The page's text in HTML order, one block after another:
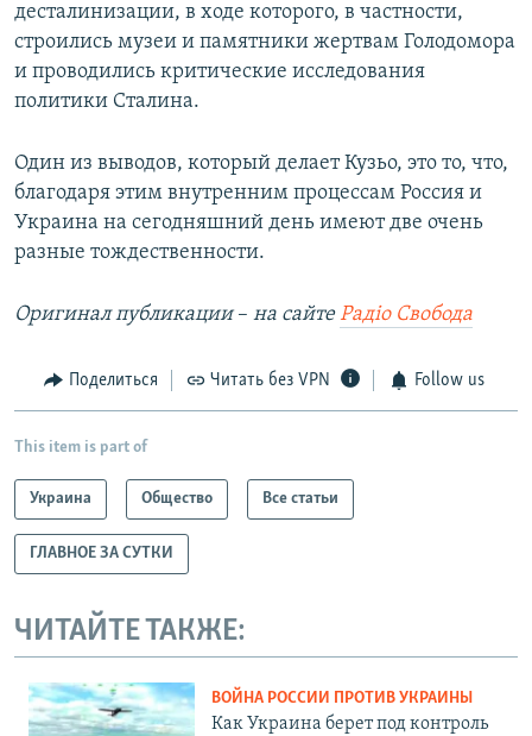
десталинизации, в ходе которого, в частности,
строились музеи и памятники жертвам Голодомора
и проводились критические исследования
политики Сталина.
Один из выводов, который делает Кузьо, это то, что,
благодаря этим внутренним процессам Россия и
Украина на сегодняшний день имеют две очень
разные тождественности.
Оригинал публикации– на сайтеРадіо Свобода
Поделиться Читать без VPN Follow us
This item is part of
Украина Общество Все статьи
ГЛАВНОЕ ЗА СУТКИ
ЧИТАЙТЕ ТАКЖЕ:
ВОЙНА РОССИИ ПРОТИВ УКРАИНЫ
Как Украина берет под контроль